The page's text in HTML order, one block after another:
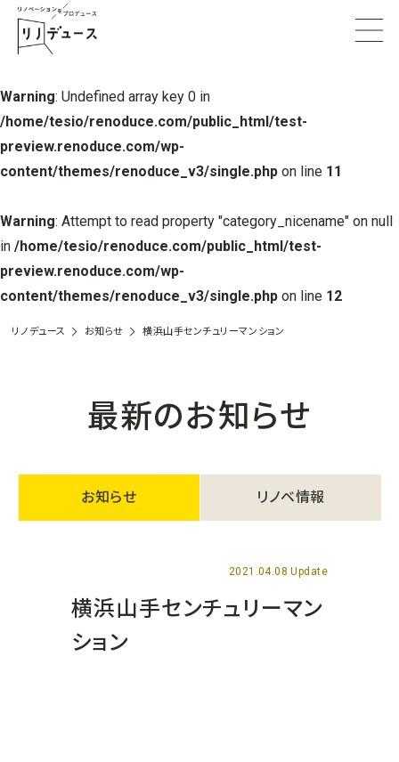
Warning: Undefined array key 0 in
/home/tesio/renoduce.com/public_html/test-
preview.renoduce.com/wp-
content/themes/renoduce_v3/single.php on line 11
Warning: Attempt to read property "category_nicename" on null
in /home/tesio/renoduce.com/public_html/test-
preview.renoduce.com/wp-
content/themes/renoduce_v3/single.php on line 12
リノデュース お知らせ 横浜山手センチュリーマンション
最新のお知らせ
お知らせ リノベ情報
2021.04.08 Update
横浜山手センチュリーマン
ション